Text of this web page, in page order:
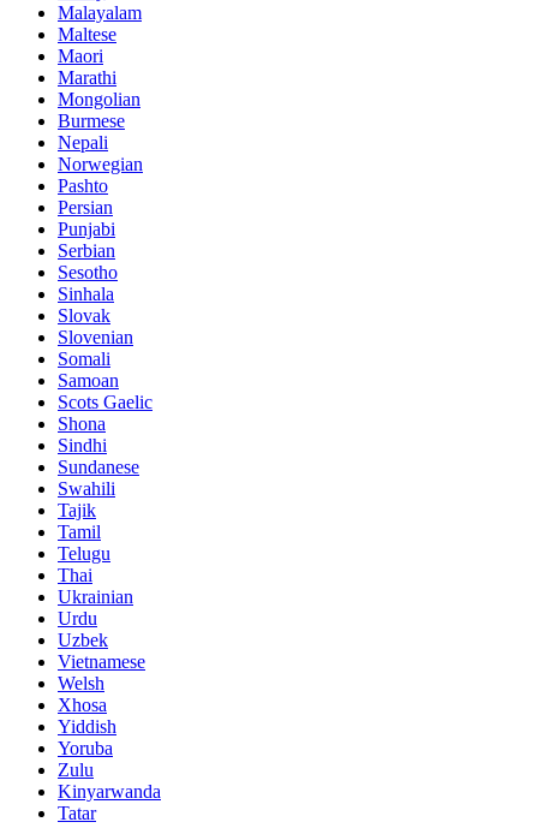
Malayalam
Maltese
Maori
Marathi
Mongolian
Burmese
Nepali
Norwegian
Pashto
Persian
Punjabi
Serbian
Sesotho
Sinhala
Slovak
Slovenian
Somali
Samoan
Scots Gaelic
Shona
Sindhi
Sundanese
Swahili
Tajik
Tamil
Telugu
Thai
Ukrainian
Urdu
Uzbek
Vietnamese
Welsh
Xhosa
Yiddish
Yoruba
Zulu
Kinyarwanda
Tatar